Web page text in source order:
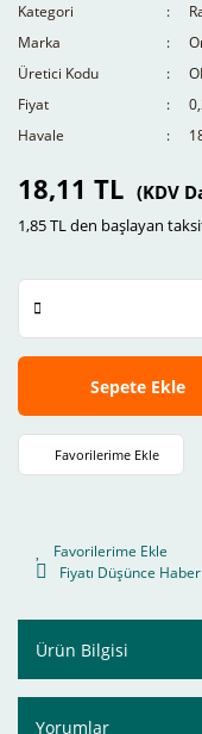
Kategori
Marka
Üretici Kodu
Fiyat
Havale
18,11 TL (KDV
1,85 TL den başlayan
Sepete Ekle
Fiyatı Düşünce
Ürün Bilgisi
Yorumlar